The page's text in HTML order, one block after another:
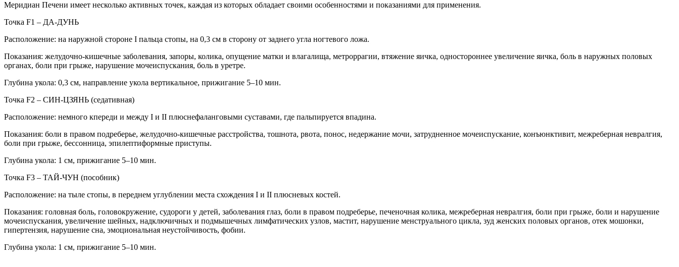
Меридиан Печени имеет несколько активных точек, каждая из которых обладает своими особенностями и показаниями для применения.
Точка F1 – ДА-ДУНЬ
Расположение: на наружной стороне I пальца стопы, на 0,3 см в сторону от заднего угла ногтевого ложа.
Показания: желудочно-кишечные заболевания, запоры, колика, опущение матки и влагалища, метроррагии, втяжение яичка, одностороннее увеличение яичка, боль в наружных половых
органах, боли при грыже, нарушение мочеиспускания, боль в уретре.
Глубина укола: 0,3 см, направление укола вертикальное, прижигание 5–10 мин.
Точка F2 – СИН-ЦЗЯНЬ (седативная)
Расположение: немного кпереди и между I и II плюснефаланговыми суставами, где пальпируется впадина.
Показания: боли в правом подреберье, желудочно-кишечные расстройства, тошнота, рвота, понос, недержание мочи, затрудненное мочеиспускание, конъюнктивит, межреберная невралгия,
боли при грыже, бессонница, эпилептиформные приступы.
Глубина укола: 1 см, прижигание 5–10 мин.
Точка F3 – ТАЙ-ЧУН (пособник)
Расположение: на тыле стопы, в переднем углублении места схождения I и II плюсневых костей.
Показания: головная боль, головокружение, судороги у детей, заболевания глаз, боли в правом подреберье, печеночная колика, межреберная невралгия, боли при грыже, боли и нарушение
мочеиспускания, увеличение шейных, надключичных и подмышечных лимфатических узлов, мастит, нарушение менструального цикла, зуд женских половых органов, отек мошонки,
гипертензия, нарушение сна, эмоциональная неустойчивость, фобии.
Глубина укола: 1 см, прижигание 5–10 мин.